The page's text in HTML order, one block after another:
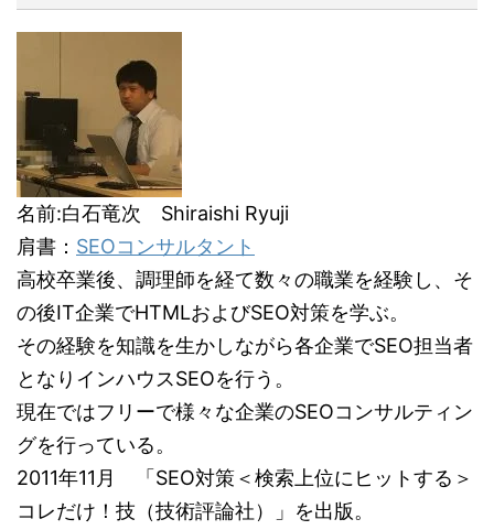
名前:白石竜次 Shiraishi Ryuji
肩書： SEOコンサルタント
高校卒業後、調理師を経て数々の職業を経験し、そ
の後IT企業でHTMLおよびSEO対策を学ぶ。
その経験を知識を生かしながら各企業でSEO担当者
となりインハウスSEOを行う。
現在ではフリーで様々な企業のSEOコンサルティン
グを行っている。
2011年11月 「SEO対策＜検索上位にヒットする＞
コレだけ！技（技術評論社）」を出版。